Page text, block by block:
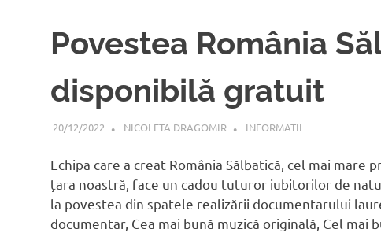
Povestea România
disponibilă gratuit
20/12/2022 NICOLETA DRAGOMIR INFORMATII
Echipa care a creat România Sălbatică, cel mai
țara noastră, face un cadou tuturor iubitorilor de
la povestea din spatele realizării documentarului
documentar, Cea mai bună muzică originală, Cel mai